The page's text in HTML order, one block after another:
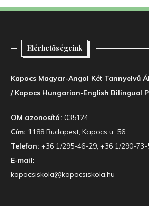
Elérhetőségeink
Kapocs Magyar-Angol Két Tannyelvű
/ Kapocs Hungarian-English Bilingual
OM azonosító: 035124
Cím: 1188 Budapest, Kapocs u. 56.
Telefon: +36 1/295-46-29, +36 1/290-73-
E-mail:
kapocsiskola@kapocsiskola.hu